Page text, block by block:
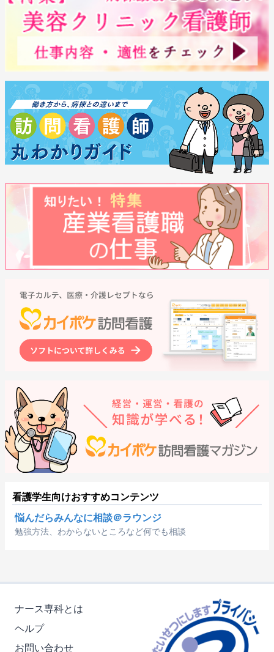
看護学生向けおすすめコンテンツ
悩んだらみんなに相談＠ラウンジ
勉強方法、わからないところなど何でも相談
ナース専科とは
ヘルプ
お問い合わせ